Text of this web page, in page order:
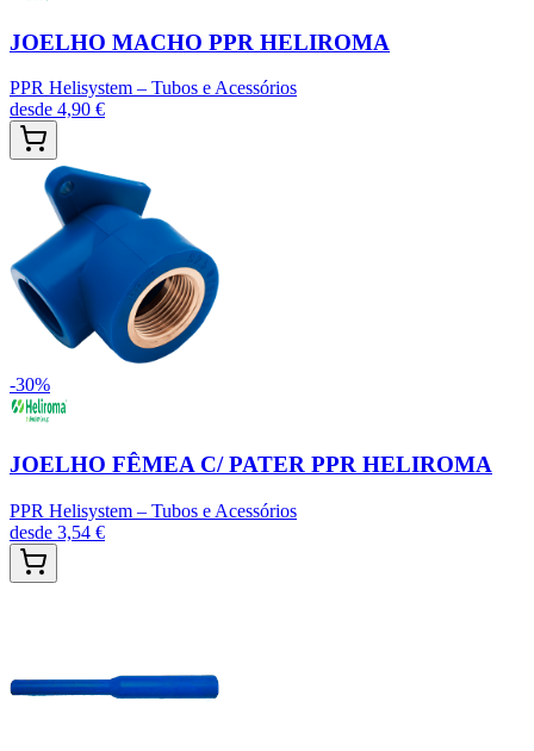
JOELHO MACHO PPR HELIROMA
PPR Helisystem – Tubos e Acessórios
desde 4,90 €
-30%
JOELHO FÊMEA C/ PATER PPR HELIROMA
PPR Helisystem – Tubos e Acessórios
desde 3,54 €